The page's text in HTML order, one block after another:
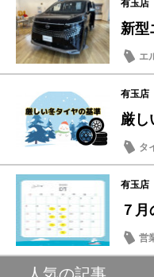
有玉店
新型
エ
有玉店
厳し
タ
有玉店
７
営